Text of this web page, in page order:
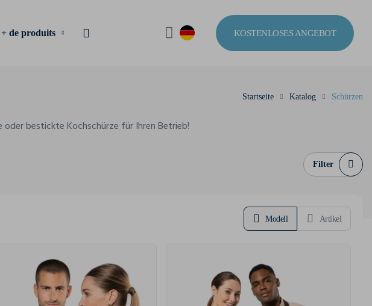
+ de produits KOSTENLOSES ANGEBOT
Startseite Katalog Schürzen
bestickte Kochschürze für Ihren Betrieb!
Filter
Modell Artikel